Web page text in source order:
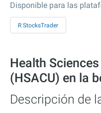
Disponible para las
R StocksTrader
Health
(HSACU) en la
Descripción de